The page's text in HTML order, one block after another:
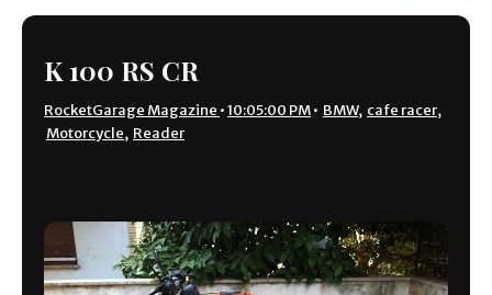
K 100 RS CR
RocketGarage Magazine •10:05:00 PM• BMW, cafe racer,
Motorcycle, Reader